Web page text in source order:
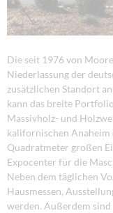
Die seit 1976 von
Niederlassung der
zusätzlichen Standort
kann das breite
Massivholz- und
kalifornischen
Quadratmeter großen
Expocenter für die
Neben dem täglichen
Hausmessen,
werden. Außerdem